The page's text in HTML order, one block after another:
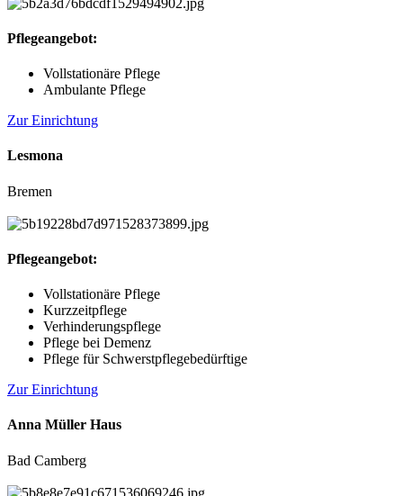
Pflegeangebot:
Vollstationäre Pflege
Ambulante Pflege
Zur Einrichtung
Lesmona
Bremen
Pflegeangebot:
Vollstationäre Pflege
Kurzzeitpflege
Verhinderungspflege
Pflege bei Demenz
Pflege für Schwerstpflegebedürftige
Zur Einrichtung
Anna Müller Haus
Bad Camberg